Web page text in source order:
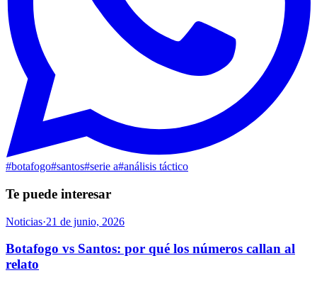
#botafogo#santos#serie a#análisis táctico
Te puede interesar
Noticias·21 de junio, 2026
Botafogo vs Santos: por qué los números callan al
relato